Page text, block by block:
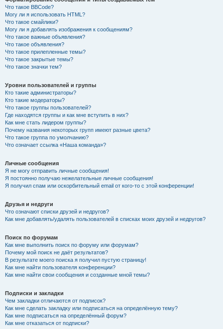
Что такое BBCode?
Могу ли я использовать HTML?
Что такое смайлики?
Могу ли я добавлять изображения к сообщениям?
Что такое важные объявления?
Что такое объявления?
Что такое прилепленные темы?
Что такое закрытые темы?
Что такое значки тем?
Уровни пользователей и группы
Кто такие администраторы?
Кто такие модераторы?
Что такое группы пользователей?
Где находятся группы и как мне вступить в них?
Как мне стать лидером группы?
Почему названия некоторых групп имеют разные цвета?
Что такое группа по умолчанию?
Что означает ссылка «Наша команда»?
Личные сообщения
Я не могу отправить личные сообщения!
Я постоянно получаю нежелательные личные сообщения!
Я получил спам или оскорбительный email от кого-то с этой конференции!
Друзья и недруги
Что означают списки друзей и недругов?
Как мне добавлять/удалять пользователей в списках моих друзей и недругов?
Поиск по форумам
Как мне выполнить поиск по форуму или форумам?
Почему мой поиск не даёт результатов?
В результате моего поиска я получил пустую страницу!
Как мне найти пользователя конференции?
Как мне найти свои сообщения и созданные мной темы?
Подписки и закладки
Чем закладки отличаются от подписок?
Как мне сделать закладку или подписаться на определённую тему?
Как мне подписаться на определённый форум?
Как мне отказаться от подписки?